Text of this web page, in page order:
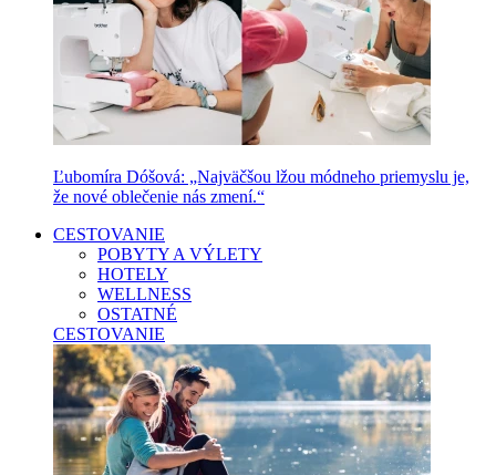
Ľubomíra Dóšová: „Najväčšou lžou módneho priemyslu je,
že nové oblečenie nás zmení.“
CESTOVANIE
POBYTY A VÝLETY
HOTELY
WELLNESS
OSTATNÉ
CESTOVANIE